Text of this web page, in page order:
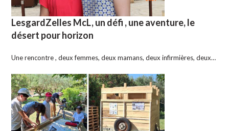
LesgardZelles McL, un défi , une aventure, le
désert pour horizon
Une rencontre , deux femmes, deux mamans, deux infirmières, deux…